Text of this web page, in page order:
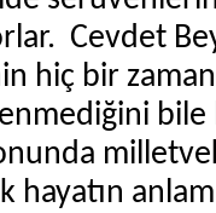
Cevdet
hiç bir zaman